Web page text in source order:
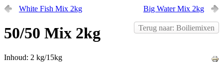
White Fish Mix 2kg Big Water Mix 2kg
Terug naar: Boiliemixen
50/50 Mix 2kg
Inhoud: 2 kg/15kg